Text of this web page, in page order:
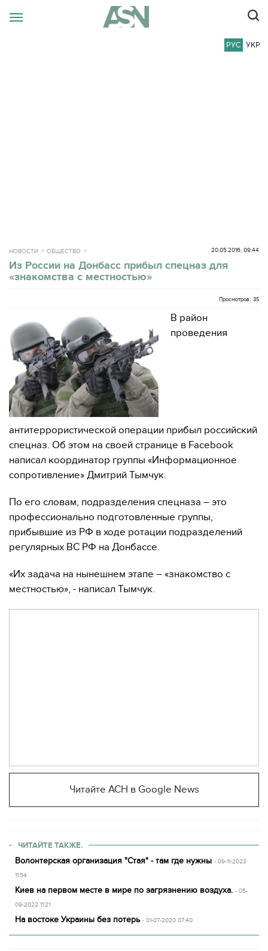
РУС УКР
НОВОСТИ ОБЩЕСТВО 20.05.2016, 09:44
Из России на Донбасс прибыл спецназ для
«знакомства с местностью»
Просмотров: 35
В район
проведения
антитеррористической операции прибыл российский
спецназ. Об этом на своей странице в Facebook
написал координатор группы «Информационное
сопротивление» Дмитрий Тымчук.
По его словам, подразделения спецназа – это
профессионально подготовленные группы,
прибывшие из РФ в ходе ротации подразделений
регулярных ВС РФ на Донбассе.
«Их задача на нынешнем этапе – «знакомство с
местностью», - написал Тымчук.
Читайте АСН в Google News
ЧИТАЙТЕ ТАКЖЕ.
Волонтерская организация "Стая" - там где нужны - 09-11-2023
11:54
Киев на первом месте в мире по загрязнению воздуха. - 05-
09-2022 11:21
На востоке Украины без потерь - 01-07-2020 07:40